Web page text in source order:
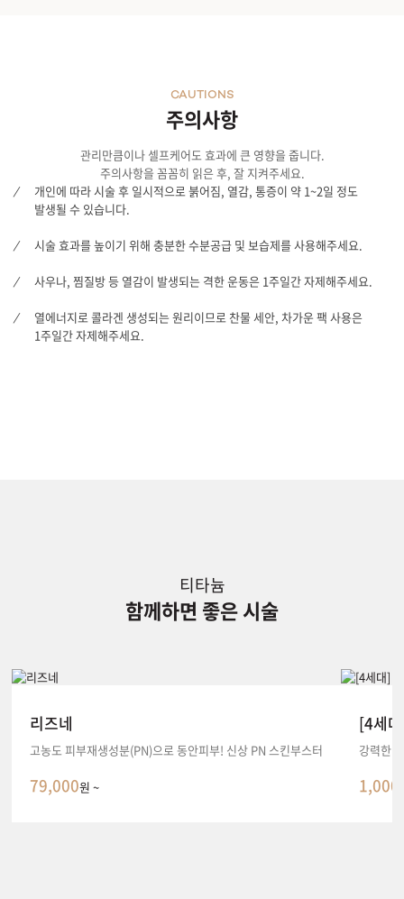
주의사항
CAUTIONS
관리만큼이나 셀프케어도 효과에 큰 영향을 줍니다.
주의사항을 꼼꼼히 읽은 후, 잘 지켜주세요.
개인에 따라 시술 후 일시적으로 붉어짐, 열감, 통증이 약 1~2일 정도
발생될 수 있습니다.
시술 효과를 높이기 위해 충분한 수분공급 및 보습제를 사용해주세요.
사우나, 찜질방 등 열감이 발생되는 격한 운동은 1주일간 자제해주세요.
열에너지로 콜라겐 생성되는 원리이므로 찬물 세안, 차가운 팩 사용은
1주일간 자제해주세요.
티타늄
함께하면 좋은 시술
리즈네
고농도 피부재생성분(PN)으로 동안피부! 신상 PN 스킨부스터
79,000원 ~
[4세
강력한